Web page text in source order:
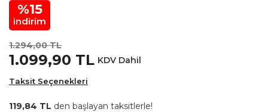
%15
indirim
1.294,00 TL
1.099,90 TL KDV Dahil
Taksit Seçenekleri
119,84 TL den başlayan taksitlerle!